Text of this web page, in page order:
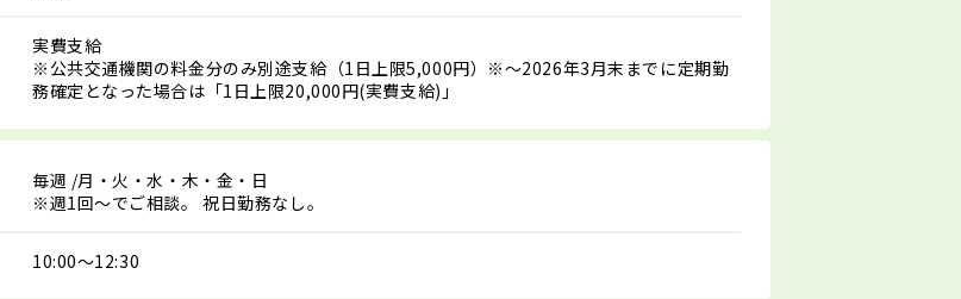
実費支給
※公共交通機関の料金分のみ別途支給（1日上限5,000円）※～2026年3月末までに定期勤
務確定となった場合は「1日上限20,000円(実費支給)」
毎週 /月・火・水・木・金・日
※週1回～でご相談。 祝日勤務なし。
10:00～12:30